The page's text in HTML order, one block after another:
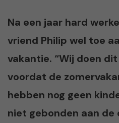
Na een jaar hard
vriend Philip wel toe
vakantie. “Wij doen
voordat de
hebben nog geen
niet gebonden aan de